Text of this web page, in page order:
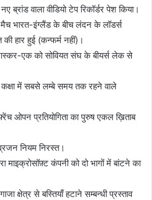
वाला वीडियो टेप रिकॉर्डर पेश किया।
भारत-इंग्लैंड के बीच लंदन के लॉडर्स
हार हुई (कन्फर्म नहीं)।
एक को सोवियत संघ के बीयर्स लेक से
कक्षा में सबसे लम्बे समय तक रहने वाले
ओपन प्रतियोगिता का पुरुष एकल ख़िताब
नियम निरस्त।
माइक्रोसॉफ़्ट कंपनी को दो भागों में बांटने का
क्षेत्र से बस्तियाँ हटाने सम्बन्धी प्रस्ताव